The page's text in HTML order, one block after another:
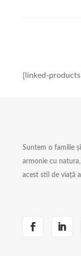
[linked-
Suntem o familie
armonie cu
acest stil de viață